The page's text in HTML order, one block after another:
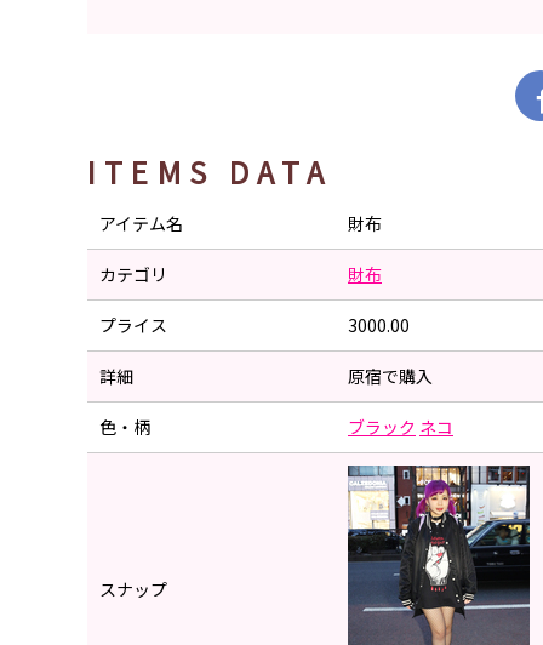
ITEMS DATA
アイテム名 財布
カテゴリ 財布
プライス 3000.00
詳細 原宿で購入
色・柄 ブラック ネコ
スナップ